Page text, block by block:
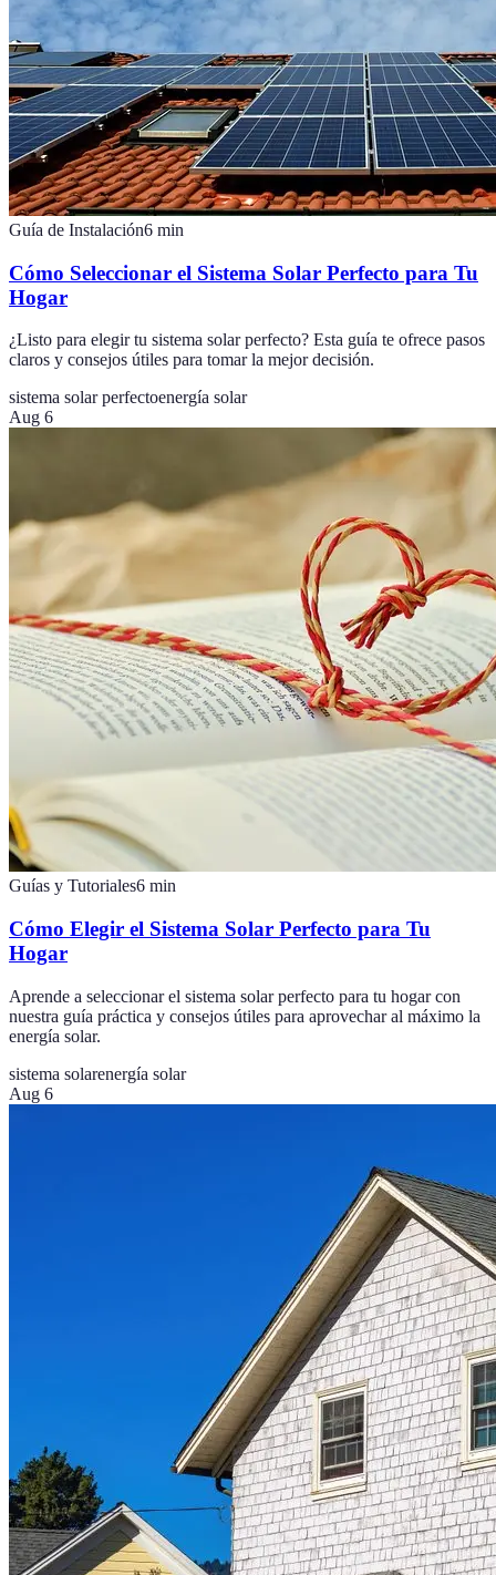
Guía de Instalación6 min
Cómo Seleccionar el Sistema Solar Perfecto para Tu
Hogar
¿Listo para elegir tu sistema solar perfecto? Esta guía te ofrece pasos
claros y consejos útiles para tomar la mejor decisión.
sistema solar perfectoenergía solar
Aug 6
Guías y Tutoriales6 min
Cómo Elegir el Sistema Solar Perfecto para Tu
Hogar
Aprende a seleccionar el sistema solar perfecto para tu hogar con
nuestra guía práctica y consejos útiles para aprovechar al máximo la
energía solar.
sistema solarenergía solar
Aug 6